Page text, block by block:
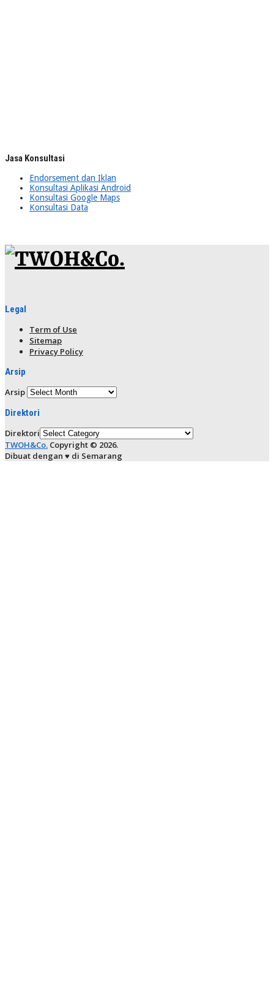
Jasa Konsultasi
Endorsement dan Iklan
Konsultasi Aplikasi Android
Konsultasi Google Maps
Konsultasi Data
Legal
Term of Use
Sitemap
Privacy Policy
Arsip
Arsip
Direktori
Direktori
TWOH&Co. Copyright © 2026.
Dibuat dengan ♥ di Semarang